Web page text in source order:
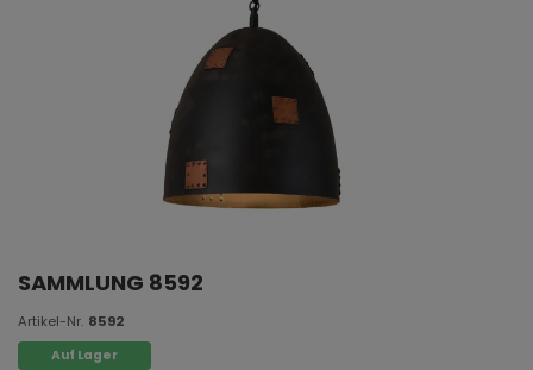
SAMMLUNG 8592
Artikel-Nr. 8592
Auf Lager